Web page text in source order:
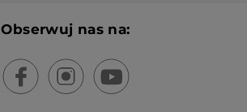
Obserwuj nas na: